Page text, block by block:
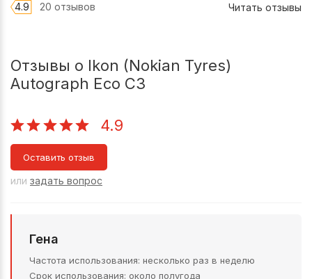
4.9 20 отзывов Читать отзывы
Отзывы о Ikon (Nokian Tyres)
Autograph Eco C3
4.9
Оставить отзыв
или задать вопрос
Гена
Частота использования несколько раз в неделю
Срок использования около полугода